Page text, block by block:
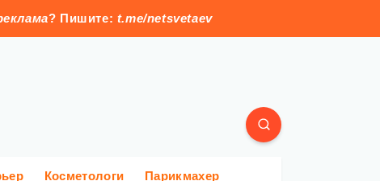
? Пишите: t.me/netsvetaev
Косметологи Парикмахер